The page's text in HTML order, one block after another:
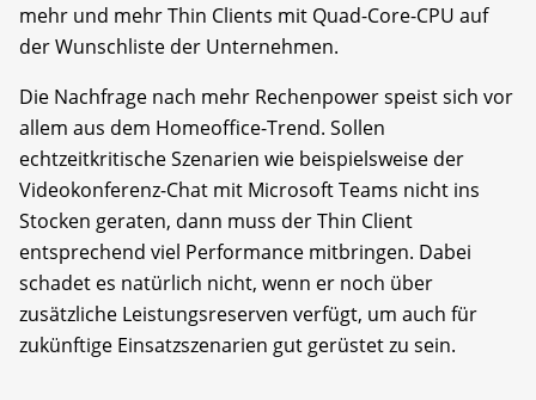
mehr und mehr Thin Clients mit Quad-Core-CPU auf
der Wunschliste der Unternehmen.
Die Nachfrage nach mehr Rechenpower speist sich vor
allem aus dem Homeoffice-Trend. Sollen
echtzeitkritische Szenarien wie beispielsweise der
Videokonferenz-Chat mit Microsoft Teams nicht ins
Stocken geraten, dann muss der Thin Client
entsprechend viel Performance mitbringen. Dabei
schadet es natürlich nicht, wenn er noch über
zusätzliche Leistungsreserven verfügt, um auch für
zukünftige Einsatzszenarien gut gerüstet zu sein.